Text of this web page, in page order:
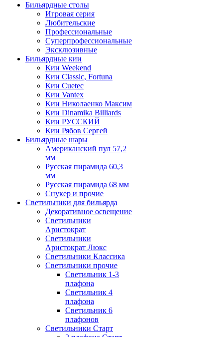
Бильярдные столы
Игровая серия
Любительские
Профессиональные
Суперпрофессиональные
Эксклюзивные
Бильярдные кии
Кии Weekend
Кии Classic, Fortuna
Кии Cuetec
Кии Vantex
Кии Николаенко Максим
Кии Dinamika Billiards
Кии РУССКИЙ
Кии Рябов Сергей
Бильярдные шары
Американский пул 57,2
мм
Русская пирамида 60,3
мм
Русская пирамида 68 мм
Снукер и прочие
Светильники для бильярда
Декоративное освещение
Светильники
Аристократ
Светильники
Аристократ Люкс
Светильники Классика
Светильники прочие
Светильник 1-3
плафона
Светильник 4
плафона
Светильник 6
плафонов
Светильники Старт